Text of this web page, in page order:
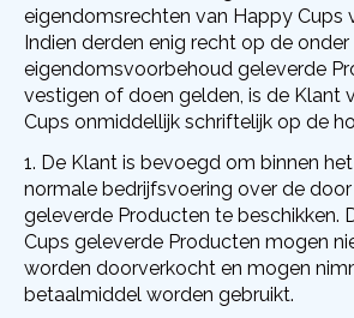
eigendomsrechten van Happy Cups
Indien derden enig recht op de onder
eigendomsvoorbehoud geleverde
vestigen of doen gelden, is de Klant
Cups onmiddellijk schriftelijk op de
De Klant is bevoegd om binnen
normale bedrijfsvoering over de
geleverde Producten te beschikken.
Cups geleverde Producten mogen
worden doorverkocht en mogen
betaalmiddel worden gebruikt.